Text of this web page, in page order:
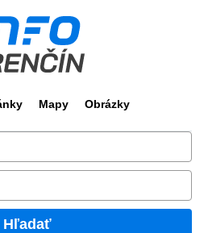
Mapy Obrázky
Hľadať